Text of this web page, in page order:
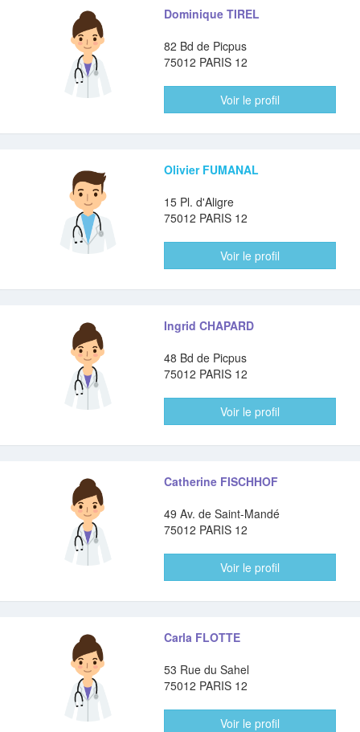
Dominique TIREL
82 Bd de Picpus
75012 PARIS 12
Voir le profil
Olivier FUMANAL
15 Pl. d'Aligre
75012 PARIS 12
Voir le profil
Ingrid CHAPARD
48 Bd de Picpus
75012 PARIS 12
Voir le profil
Catherine FISCHHOF
49 Av. de Saint-Mandé
75012 PARIS 12
Voir le profil
Carla FLOTTE
53 Rue du Sahel
75012 PARIS 12
Voir le profil